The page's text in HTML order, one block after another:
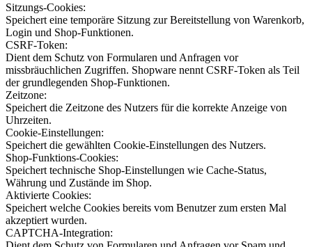
Sitzungs-Cookies:
Speichert eine temporäre Sitzung zur Bereitstellung von Warenkorb,
Login und Shop-Funktionen.
CSRF-Token:
Dient dem Schutz von Formularen und Anfragen vor
missbräuchlichen Zugriffen. Shopware nennt CSRF-Token als Teil
der grundlegenden Shop-Funktionen.
Zeitzone:
Speichert die Zeitzone des Nutzers für die korrekte Anzeige von
Uhrzeiten.
Cookie-Einstellungen:
Speichert die gewählten Cookie-Einstellungen des Nutzers.
Shop-Funktions-Cookies:
Speichert technische Shop-Einstellungen wie Cache-Status,
Währung und Zustände im Shop.
Aktivierte Cookies:
Speichert welche Cookies bereits vom Benutzer zum ersten Mal
akzeptiert wurden.
CAPTCHA-Integration: